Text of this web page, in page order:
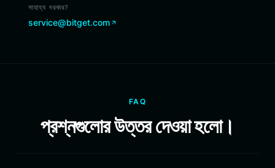
সাহায্য দরকার?
service@bitget.com
FAQ
প্রশ্নগুলোর উত্তর দেওয়া হলো।